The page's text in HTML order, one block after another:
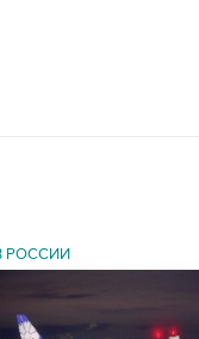
РОССИИ